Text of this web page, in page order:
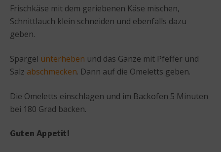
Frischkäse mit dem geriebenen Käse mischen,
Schnittlauch klein schneiden und ebenfalls dazu
geben.
Spargel unterheben und das Ganze mit Pfeffer und
Salz abschmecken. Dann auf die Omeletts geben.
Die Omeletts einschlagen und im Backofen 5 Minuten
bei 180 Grad backen.
Guten Appetit!